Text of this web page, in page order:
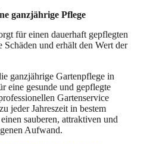
ganzjährige Pflege
für einen dauerhaft gepflegten
Schäden und erhält den Wert der
ganzjährige Gartenpflege in
eine gesunde und gepflegte
Gartenservice
jeder Jahreszeit in bestem
sauberen, attraktiven und
Aufwand.